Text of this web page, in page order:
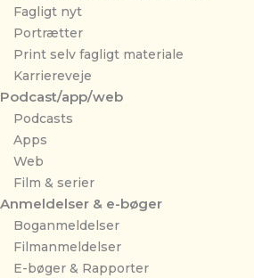
Fagligt nyt
Portrætter
Print selv fagligt materiale
Karriereveje
Podcast/app/web
Podcasts
Apps
Web
Film & serier
Anmeldelser & e-bøger
Boganmeldelser
Filmanmeldelser
E-bøger & Rapporter